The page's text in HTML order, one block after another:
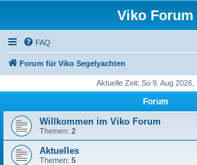
Viko Forum
FAQ
Forum für Viko Segelyachten
Aktuelle Zeit: So 9. Aug 2026,
Forum
Willkommen im Viko Forum
Themen: 2
Aktuelles
Themen: 5